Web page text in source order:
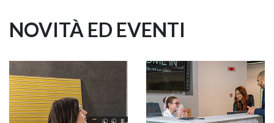
SWING 7020 –
RECEPTION
TAVOLI RIUNIONE
ACCESSORI
NOVITÀ ED EVENTI